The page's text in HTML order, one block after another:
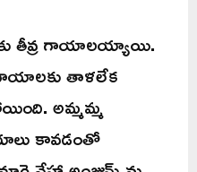
తీవ్ర గాయాలయ్యాయి.
తాళలేక
అమ్మమ్మ
కావడంతో